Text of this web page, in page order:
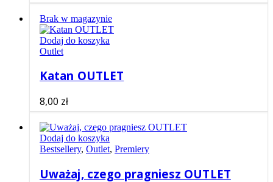
Brak w magazynie
Dodaj do koszyka
Outlet
Katan OUTLET
8,00 zł
Dodaj do koszyka
Bestsellery, Outlet, Premiery
Uważaj, czego pragniesz OUTLET